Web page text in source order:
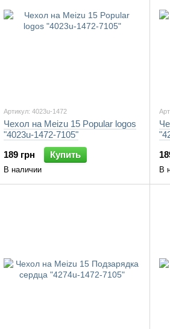
Артикул: 4023u-1472
Чехол на Meizu 15 Popular logos
"4023u-1472-7105"
189 грн
Купить
В наличии В